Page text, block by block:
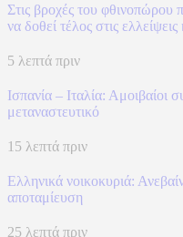
Στις βροχές του φθινοπώρου
να δοθεί τέλος στις
5 λεπτά πριν
Ισπανία – Ιταλία: Αμοιβαίοι
μεταναστευτικό
15 λεπτά πριν
Ελληνικά νοικοκυριά:
αποταμίευση
25 λεπτά πριν